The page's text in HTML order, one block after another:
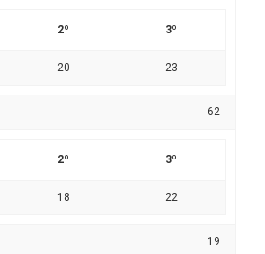
2º 3º
20 23
62
2º 3º
18 22
19